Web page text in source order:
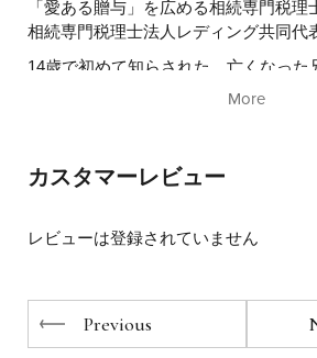
相続専門税理士が税理士がこっそり教
のルール。
が決まること、ご存じでしたか?
(おやかた)」ているうちに「相続対策
相続を単なる「相活」ではなく、心の
「愛ある贈与」を広める相続専門税理
相続専門税理士法人レディング共同代
14歳で初めて知らされた、亡くなった
に相続専門税理士を目指す。
事務所を設立。
創業以来2000件を超える相続を手がけ
テレビ朝日・読売新聞・「日経ダイヤ
日々普及に取り組んでいる。
More
カスタマーレビュー
レビューは登録されていません
Previous